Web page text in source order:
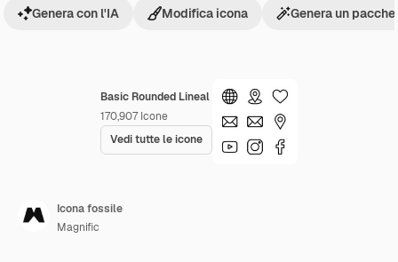
Basic Rounded Lineal
170,907 Icone
Vedi tutte le icone
Genera con l'IA Modifica icona Genera un
Icona fossile
Magnific